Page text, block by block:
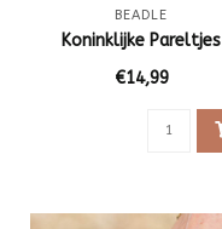
BEADLE
Koninklijke Pareltjes
€14,99